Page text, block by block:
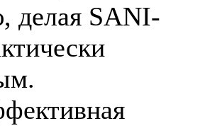
делая SANI-